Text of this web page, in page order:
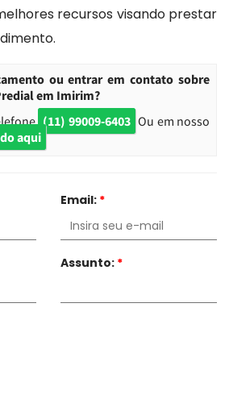
recursos visando prestar
ou entrar em contato sobre
em Imirim?
(11) 99009-6403 Ou em nosso
aqui
Email: *
Assunto: *